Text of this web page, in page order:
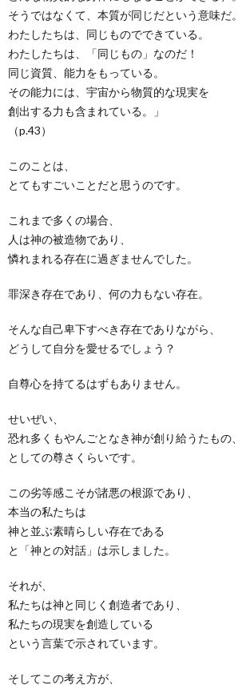
そうではなくて、本質が同じだという意味だ。
わたしたちは、同じものでできている。
わたしたちは、「同じもの」なのだ！
同じ資質、能力をもっている。
その能力には、宇宙から物質的な現実を
創出する力も含まれている。」
（p.43）
このことは、
とてもすごいことだと思うのです。
これまで多くの場合、
人は神の被造物であり、
憐れまれる存在に過ぎませんでした。
罪深き存在であり、何の力もない存在。
そんな自己卑下すべき存在でありながら、
どうして自分を愛せるでしょう？
自尊心を持てるはずもありません。
せいぜい、
恐れ多くもやんごとなき神が創り給うたもの、
としての尊さくらいです。
この劣等感こそが諸悪の根源であり、
本当の私たちは
神と並ぶ素晴らしい存在である
と「神との対話」は示しました。
それが、
私たちは神と同じく創造者であり、
私たちの現実を創造している
という言葉で示されています。
そしてこの考え方が、